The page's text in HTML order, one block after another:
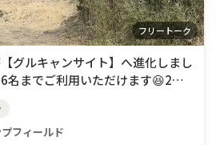
フリートーク
グルキャンサイト】へ進化しまし
までご利用いただけます😆2～3
フィールド